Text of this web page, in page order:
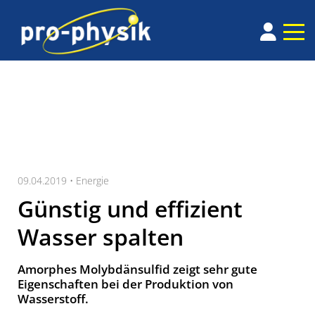
09.04.2019 • Energie
Günstig und effizient
Wasser spalten
Amorphes Molybdänsulfid zeigt sehr gute
Eigenschaften bei der Produktion von
Wasserstoff.